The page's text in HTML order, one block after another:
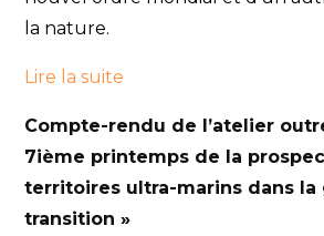
la nature.
Lire la suite
Compte-rendu de l’atelier
7ième printemps de la
territoires ultra-marins dans la
transition »